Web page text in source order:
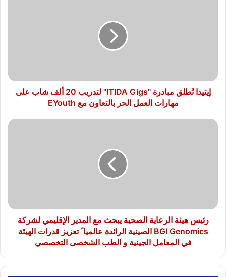
شاب
على
الحر
إيتيدا تُطلق مبادرة "ITIDA Gigs" لتدريب 20 ألف شاب على
مهارات العمل الحر بالتعاون مع EYouth
رئيس
لشركة
Genomics
عالميا
رئيس هيئة الرعاية الصحية يبحث مع المدير الإقليمي لشركة
BGI Genomics الصينية الرائدة عالميا ً تعزيز قدرات الهيئة
في المعامل الجينية و الطب الشخصى التخصصي